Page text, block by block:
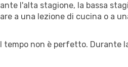
l'alta stagione, la bassa
a una lezione di cucina o a
non è perfetto. Durante